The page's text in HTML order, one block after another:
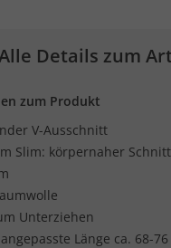
Details zum
zum Produkt
V-Ausschnitt
Slim: körpernaher Schnitt
Unterziehen
Länge ca. 68-76